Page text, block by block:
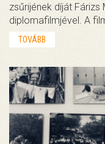
zsűrijének díját Fárizs
diplomafilmjével. A
TOVÁBB